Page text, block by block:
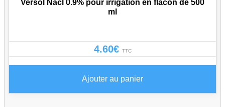
Versol Nacl 0.9% pour irrigation en flacon de 500
ml
4.60€ TTC
Ajouter au panier